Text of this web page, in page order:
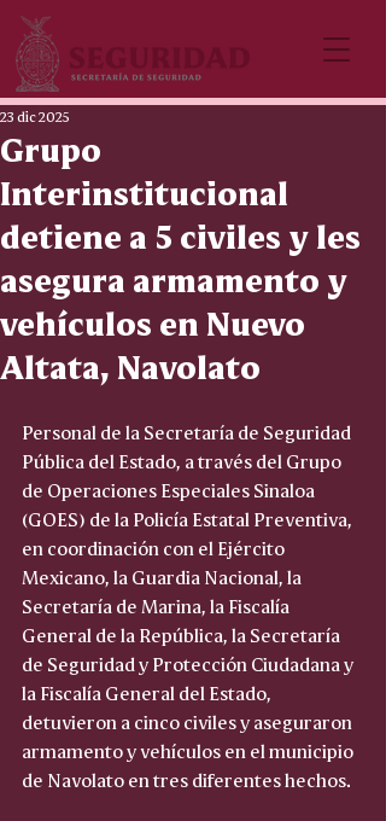
Grupo
Interinstitucional
detiene a 5 civiles y les
asegura armamento y
vehículos en Nuevo
Altata, Navolato
23 dic 2025
Personal de la Secretaría de Seguridad
Pública del Estado, a través del Grupo
de Operaciones Especiales Sinaloa
(GOES) de la Policía Estatal Preventiva,
en coordinación con el Ejército
Mexicano, la Guardia Nacional, la
Secretaría de Marina, la Fiscalía
General de la República, la Secretaría
de Seguridad y Protección Ciudadana y
la Fiscalía General del Estado,
detuvieron a cinco civiles y aseguraron
armamento y vehículos en el municipio
de Navolato en tres diferentes hechos.